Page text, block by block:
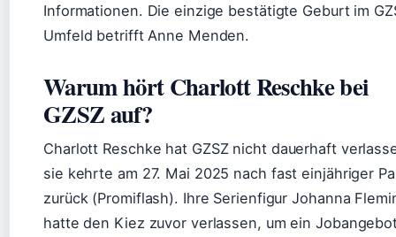
Informationen. Die einzige bestätigte Geburt im
Umfeld betrifft Anne Menden.
Warum hört Charlott Reschke bei
GZSZ auf?
Charlott Reschke hat GZSZ nicht dauerhaft
sie kehrte am 27. Mai 2025 nach fast einjähriger
zurück (Promiflash). Ihre Serienfigur Johanna
hatte den Kiez zuvor verlassen, um ein